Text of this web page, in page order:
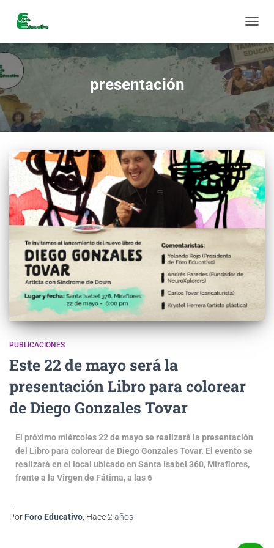
MODO
DE
presentación
PUBLICACIONES
Este 22 de mayo será la
presentación Libro para colorear
de Diego Gonzales Tovar
El próximo miércoles 22 de mayo se realizará la presentación
del Libro para colorear de Diego Gonzales Tovar. El evento se
realizará en el local ubicado en Santa Isabel 360, Miraflores,
frente a la Virgen de Fátima, a las 6
Por Foro Educativo , Hace2 años